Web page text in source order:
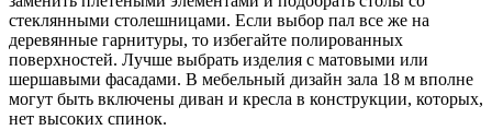
стеклянными столешницами. Если выбор пал все же на
деревянные гарнитуры, то избегайте полированных
поверхностей. Лучше выбрать изделия с матовыми или
шершавыми фасадами. В мебельный дизайн зала 18 м вполне
могут быть включены диван и кресла в конструкции, которых,
нет высоких спинок.